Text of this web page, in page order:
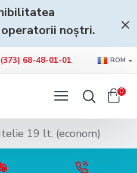
noștri.
68-48-01-01 ROM
0
19 lt. (econom)